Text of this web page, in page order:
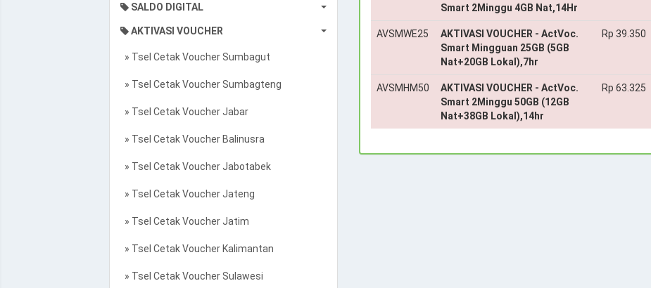
SALDO DIGITAL
AKTIVASI VOUCHER
» Tsel Cetak Voucher Sumbagut
» Tsel Cetak Voucher Sumbagteng
» Tsel Cetak Voucher Jabar
» Tsel Cetak Voucher Balinusra
» Tsel Cetak Voucher Jabotabek
» Tsel Cetak Voucher Jateng
» Tsel Cetak Voucher Jatim
» Tsel Cetak Voucher Kalimantan
» Tsel Cetak Voucher Sulawesi
Smart 2Minggu 4GB Nat,14Hr
AVSMWE25
AKTIVASI VOUCHER - ActVoc.
Smart Mingguan 25GB (5GB
Nat+20GB Lokal),7hr
Rp 39.350
AVSMHM50
AKTIVASI VOUCHER - ActVoc.
Smart 2Minggu 50GB (12GB
Nat+38GB Lokal),14hr
Rp 63.325